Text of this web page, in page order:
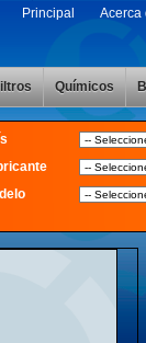
Principal Acerca
Químicos